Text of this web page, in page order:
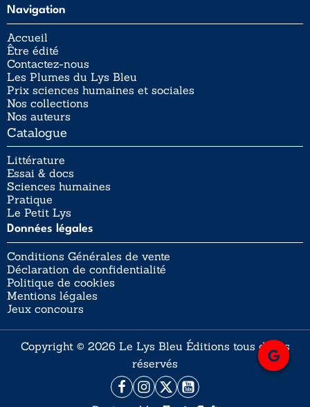
Navigation
Accueil
Être édité
Contactez-nous
Les Plumes du Lys Bleu
Prix sciences humaines et sociales
Nos collections
Nos auteurs
Catalogue
Littérature
Essai & docs
Sciences humaines
Pratique
Le Petit Lys
Données légales
Conditions Générales de vente
Déclaration de confidentialité
Politique de cookies
Mentions légales
Jeux concours
Copyright © 2026 Le Lys Bleu Éditions tous droits
réservés